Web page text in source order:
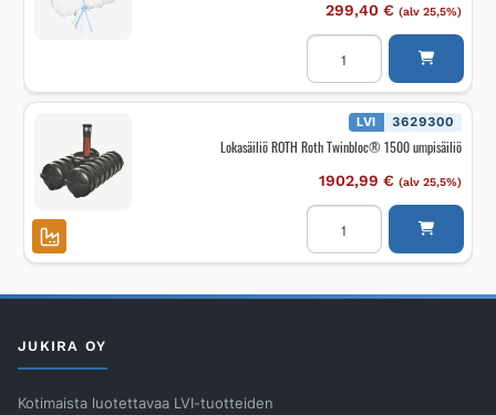
299,40 € (alv 25,5%)
Ankkuripussi
VESTELLI
Vestelli
Ympäristö
sarja
määrä LVI 3629300
Lokasäiliö ROTH Roth Twinbloc® 1500 umpisäiliö
1902,99 € (alv 25,5%)
Lokasäiliö
ROTH
Twinbloc®
määrä
JUKIRA OY
Kotimaista luotettavaa LVI-tuotteiden